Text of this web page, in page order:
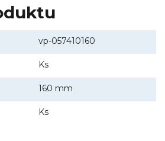
vp-057410160
Ks
160 mm
Ks